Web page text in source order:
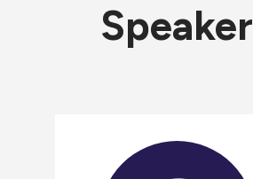
Speaker